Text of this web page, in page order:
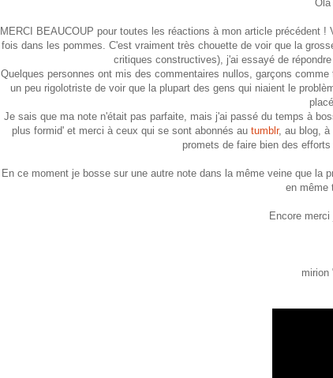
Ola
MERCI BEAUCOUP pour toutes les réactions à mon article précédent
fois dans les pommes. C'est vraiment très chouette de voir que la
critiques constructives), j'ai essayé de
Quelques personnes ont mis des commentaires nullos, garçons
un peu rigolotriste de voir que la plupart des gens qui niaient le
Je sais que ma note n'était pas parfaite, mais j'ai passé du temps à
plus formid' et merci à ceux qui se sont abonnés au tumblr, au blog, à
promets de faire bien des
En ce moment je bosse sur une autre note dans la même veine que la
en même
Encore
mirion